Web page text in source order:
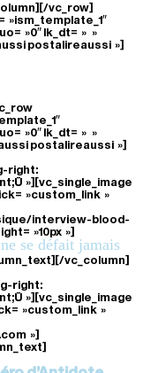
vc_row]
»ism_template_1″
»0″ lk_dt= » »
postalireaussi »]
»0″ lk_dt= » »
postalireaussi »]
right:
»][vc_single_image
»custom_link »
interview-blood-
»10px »]
se défait jamais
vc_column]
right:
»][vc_single_image
»custom_link »
»]